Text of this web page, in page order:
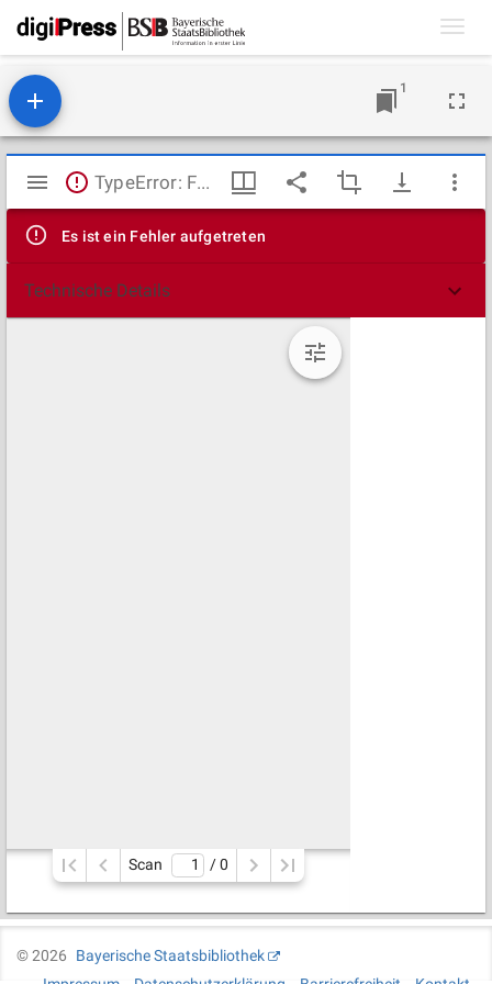
1
Mirador
Viewer
TypeError: Failed to fetch
Es ist ein Fehler aufgetreten
Technische Details
Scan / 0
©2026
Bayerische Staatsbibliothek